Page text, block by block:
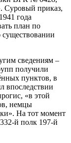
Суровый приказ,
года
план по
сведениям –
получили
пунктов, в
впоследствии
«в этой
немцы
На тот момент
й полк 197-й